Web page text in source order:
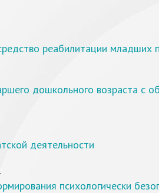
реабилитации младших
дошкольного возраста с
деятельности
психологически